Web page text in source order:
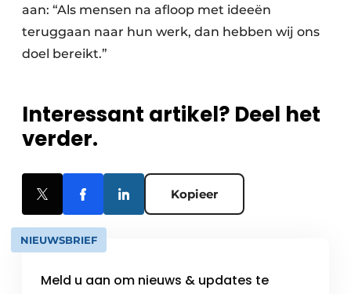
aan: “Als mensen na afloop met ideeën
teruggaan naar hun werk, dan hebben wij ons
doel bereikt.”
Interessant artikel? Deel het
verder.
Kopieer
NIEUWSBRIEF
Meld u aan om nieuws & updates te